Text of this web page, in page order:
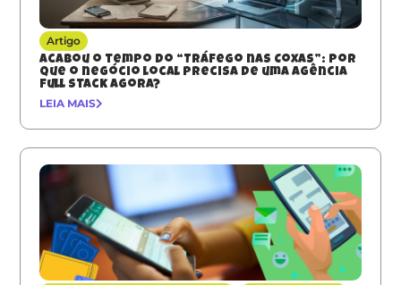
Artigo
Acabou o tempo do “Tráfego nas Coxas”: Por
que o negócio local precisa de uma agência
full stack agora?
LEIA MAIS